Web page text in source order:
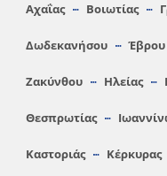
Αχαΐας Βοιωτίας
Δωδεκανήσου Έβρου
Ζακύνθου Ηλείας
Θεσπρωτίας
Καστοριάς Κέρκυρας